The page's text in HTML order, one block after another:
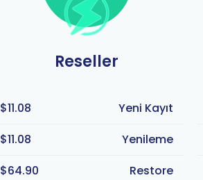
Reseller
$11.08
Yeni Kayıt
$11.08
Yenileme
$64.90
Restore